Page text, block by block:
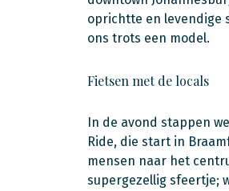
oprichtte en levendige
ons trots een model.
Fietsen met de locals
In de avond stappen
Ride, die start in
mensen naar het
supergezellig sfeertje;